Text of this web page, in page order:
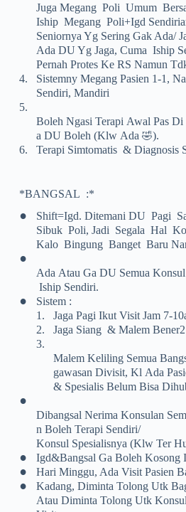
Juga Megang Poli Umum
Iship Megang Poli+igd
Seniornya Yg Sering Gak Ada/
Ada DU Yg Jaga, Cuma Iship
Pernah Protes Ke RS Namun
4.
Sistemny Megang Pasien 1-1,
Sendiri, Mandiri
5.
Boleh Ngasi Terapi Awal Pas
A DU Boleh (klw Ada 🤣).
6.
Terapi Simtomatis & Diagnosis
*BANGSAL :*
•
Shift=igd. Ditemani DU Pagi
Sibuk Poli, Jadi Segala Hal
Kalo Bingung Banget Baru
•
Ada Atau Ga DU Semua
Iship Sendiri.
•
Sistem :
1.
Jaga Pagi Ikut Visit Jam 7-
2.
Jaga Siang & Malem
3.
Malem Keliling Semua
Gawasan Divisit, Kl Ada
& Spesialis Belum Bisa
•
Dibangsal Nerima Konsulan
N Boleh Terapi Sendiri/
Konsul Spesialisnya (klw Ter
• Igd&bangsal Ga Boleh Kosong
• Hari Minggu, Ada Visit Pasien
•
Kadang, Diminta Tolong Utk
Atau Diminta Tolong Utk